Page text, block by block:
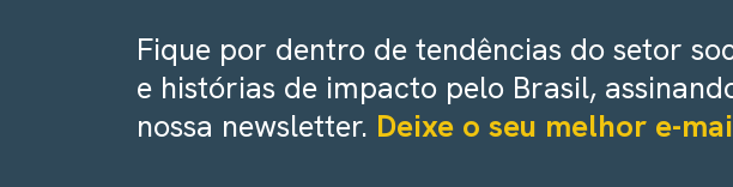
Fique por dentro de tendências do setor
e histórias de impacto pelo Brasil,
nossa newsletter. Deixe o seu melhor e-